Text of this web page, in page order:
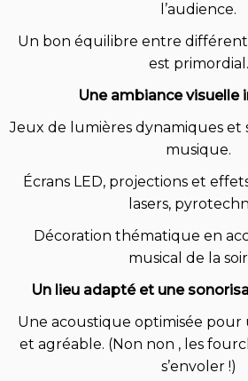
l’audience.
Un bon équilibre entre
est primordial.
Une ambiance visuelle
Jeux de lumières dynamiques et
musique.
Écrans LED, projections et
lasers,
Décoration thématique en
musical de la
Un lieu adapté et une
Une acoustique optimisée pour
et agréable. (Non non , les
s’envoler !)